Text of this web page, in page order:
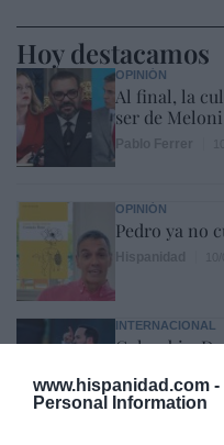
www.hispanidad.com -
Personal Information
Hoy destacamos
OPINIÓN
Al final, la
ser de Meloni
OPINIÓN
Pedro ya no
INTERNACIONAL
Colombia.
los grupos
someterse al
fuerza